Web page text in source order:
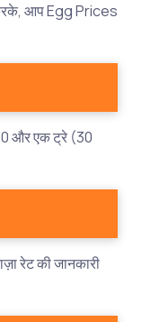
करके, आप Egg Prices
और एक ट्रे (30
रेट की जानकारी